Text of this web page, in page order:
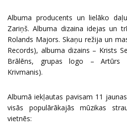
Albuma producents un lielāko
Zariņš. Albuma dizaina idejas un
Rolands Majors. Skaņu režija un
Records), albuma dizains – Krists
Brālēns, grupas logo – Artūrs
Krivmanis).
Albumā iekļautas pavisam 11
visās populārākajās mūzikas
vietnēs: